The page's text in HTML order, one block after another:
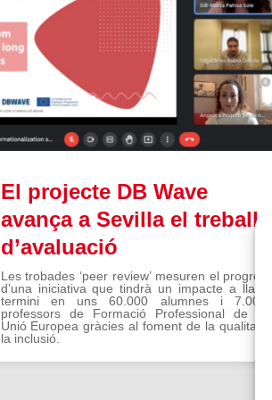
El projecte DB Wave
avança a Sevilla el treball
d’avaluació
Les trobades ‘peer review’ mesuren el progrés
d’una iniciativa que tindrà un impacte a llarg
termini en uns 60.000 alumnes i 7.000
professors de Formació Professional de la
Unió Europea gràcies al foment de la qualitat i
la inclusió.